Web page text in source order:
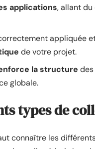
applications, allant
appliquée
de votre projet.
la structure
globale.
types de
connaître les